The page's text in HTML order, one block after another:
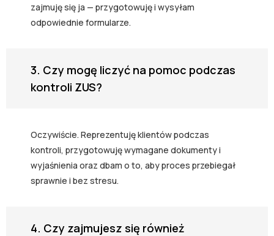
zajmuję się ja — przygotowuję i wysyłam
odpowiednie formularze.
3. Czy mogę liczyć na pomoc podczas
kontroli ZUS?
Oczywiście. Reprezentuję klientów podczas
kontroli, przygotowuję wymagane dokumenty i
wyjaśnienia oraz dbam o to, aby proces przebiegał
sprawnie i bez stresu.
4. Czy zajmujesz się również